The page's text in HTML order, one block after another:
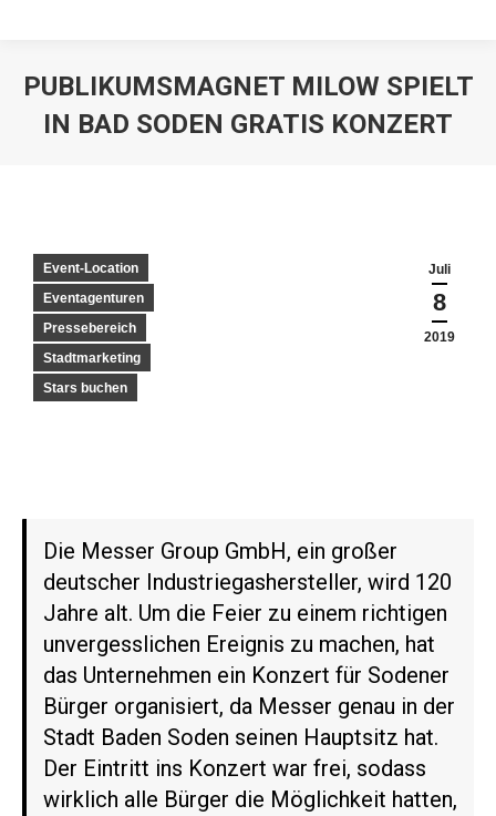
PUBLIKUMSMAGNET MILOW SPIELT
IN BAD SODEN GRATIS KONZERT
Juli
8
2019
Event-Location
Eventagenturen
Pressebereich
Stadtmarketing
Stars buchen
Die Messer Group GmbH, ein großer
deutscher Industriegashersteller, wird 120
Jahre alt. Um die Feier zu einem richtigen
unvergesslichen Ereignis zu machen, hat
das Unternehmen ein Konzert für Sodener
Bürger organisiert, da Messer genau in der
Stadt Baden Soden seinen Hauptsitz hat.
Der Eintritt ins Konzert war frei, sodass
wirklich alle Bürger die Möglichkeit hatten,